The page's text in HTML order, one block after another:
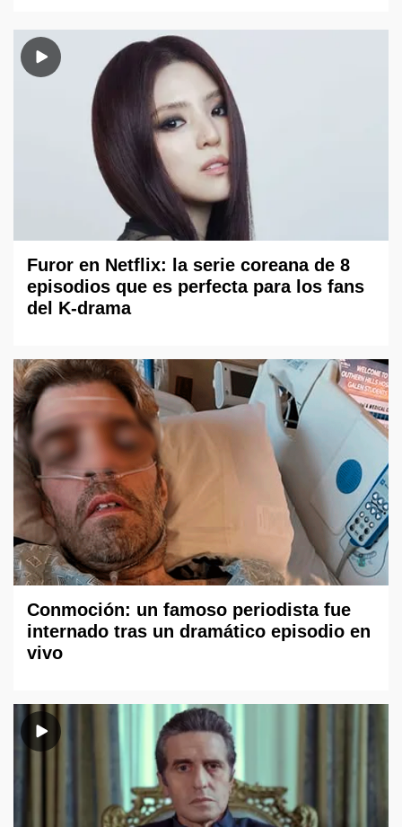
Furor en Netflix: la serie coreana de 8
episodios que es perfecta para los fans
del K-drama
Conmoción: un famoso periodista fue
internado tras un dramático episodio en
vivo